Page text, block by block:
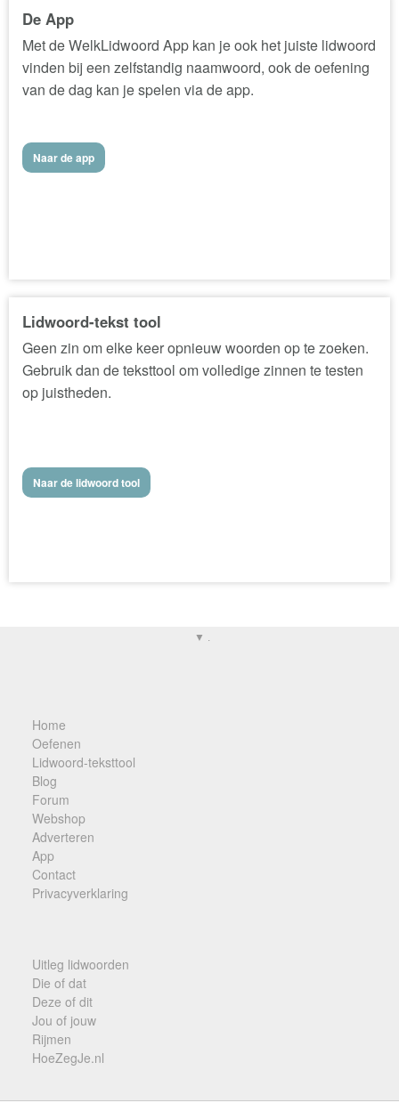
De App
Met de WelkLidwoord App kan je ook het juiste lidwoord
vinden bij een zelfstandig naamwoord, ook de oefening
van de dag kan je spelen via de app.
Naar de app
Lidwoord-tekst tool
Geen zin om elke keer opnieuw woorden op te zoeken.
Gebruik dan de teksttool om volledige zinnen te testen
op juistheden.
Naar de lidwoord tool
▼ .
Home
Oefenen
Lidwoord-teksttool
Blog
Forum
Webshop
Adverteren
App
Contact
Privacyverklaring
Uitleg lidwoorden
Die of dat
Deze of dit
Jou of jouw
Rijmen
HoeZegJe.nl